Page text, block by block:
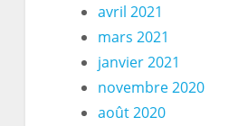
avril 2021
mars 2021
janvier 2021
novembre 2020
août 2020